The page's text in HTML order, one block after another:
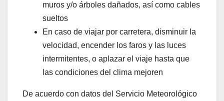
muros y/o árboles dañados, así como cables
sueltos
En caso de viajar por carretera, disminuir la
velocidad, encender los faros y las luces
intermitentes, o aplazar el viaje hasta que
las condiciones del clima mejoren
De acuerdo con datos del Servicio Meteorológico